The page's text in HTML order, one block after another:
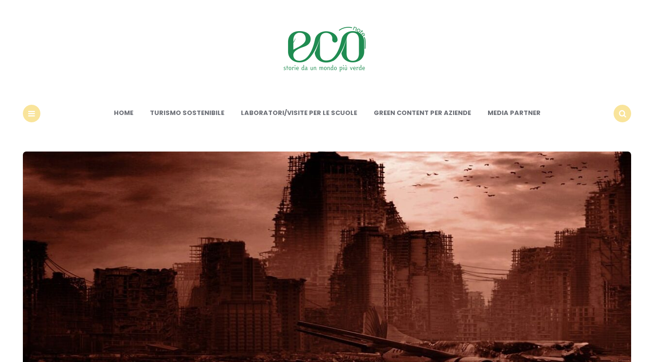
HOME TURISMO SOSTENIBILE LABORATORI/VISITE PER LE SCUOLE GREEN CONTENT PER AZIENDE
MEDIA PARTNER